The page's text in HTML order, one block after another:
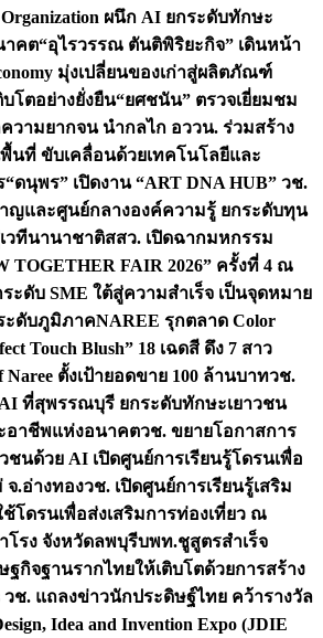
Organization ผนึก AI ยกระดับทักษะ
าคต“อุไรวรรณ ตันติพิริยะกิจ” เดินหน้า
มุ่งเปลี่ยนของเก่าสู่ผลิตภัณฑ์
โตอย่างยั่งยืน“ยศชนัน” ตรวจเยี่ยมชม
วามยากจน นำกลไก อววน. ร่วมสร้าง
นที่ ขับเคลื่อนด้วยเทคโนโลยีและ
“ดนุพร” เปิดงาน “ART DNA HUB” วช.
ญและศูนย์กลางองค์ความรู้ ยกระดับทุน
ทีนานาชาติสสว. เปิดฉากมหกรรม
TOGETHER FAIR 2026” ครั้งที่ 4 ณ
ะดับ SME ใต้สู่ความสำเร็จ เป็นจุดหมาย
ะดับภูมิภาคNAREE รุกตลาด Color
Touch Blush” 18 เฉดสี ดึง 7 สาว
Naree ตั้งเป้ายอดขาย 100 ล้านบาทวช.
ที่สุพรรณบุรี ยกระดับทักษะเยาวชน
อาชีพแห่งอนาคตวช. ขยายโอกาสการ
ชนด้วย AI เปิดศูนย์การเรียนรู้โดรนเพื่อ
จ.อ่างทองวช. เปิดศูนย์การเรียนรู้เสริม
โดรนเพื่อส่งเสริมการท่องเที่ยว ณ
โรง จังหวัดลพบุรีบพท.ชูสูตรสำเร็จ
ฐกิจฐานรากไทยให้เติบโตด้วยการสร้าง
วช. แถลงข่าวนักประดิษฐ์ไทย คว้ารางวัล
Idea and Invention Expo (JDIE